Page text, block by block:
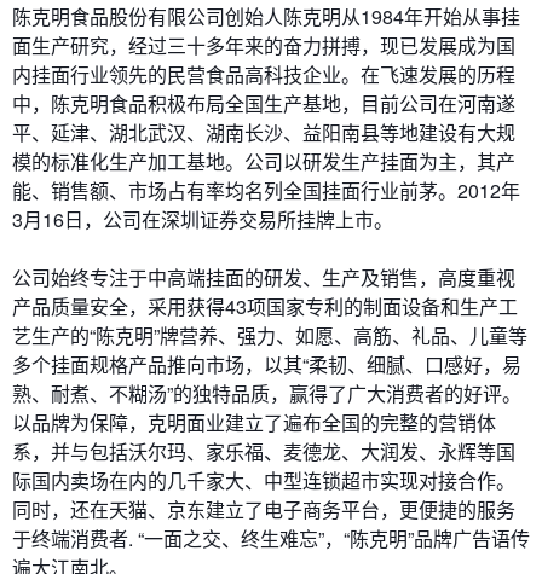
陈克明食品股份有限公司创始人陈克明从1984年开始从事挂
面生产研究，经过三十多年来的奋力拼搏，现已发展成为国
内挂面行业领先的民营食品高科技企业。在飞速发展的历程
中，陈克明食品积极布局全国生产基地，目前公司在河南遂
平、延津、湖北武汉、湖南长沙、益阳南县等地建设有大规
模的标准化生产加工基地。公司以研发生产挂面为主，其产
能、销售额、市场占有率均名列全国挂面行业前茅。2012年
3月16日，公司在深圳证券交易所挂牌上市。
公司始终专注于中高端挂面的研发、生产及销售，高度重视
产品质量安全，采用获得43项国家专利的制面设备和生产工
艺生产的“陈克明”牌营养、强力、如愿、高筋、礼品、儿童等
多个挂面规格产品推向市场，以其“柔韧、细腻、口感好，易
熟、耐煮、不糊汤”的独特品质，赢得了广大消费者的好评。
以品牌为保障，克明面业建立了遍布全国的完整的营销体
系，并与包括沃尔玛、家乐福、麦德龙、大润发、永辉等国
际国内卖场在内的几千家大、中型连锁超市实现对接合作。
同时，还在天猫、京东建立了电子商务平台，更便捷的服务
于终端消费者. “一面之交、终生难忘”，“陈克明”品牌广告语传
遍大江南北。